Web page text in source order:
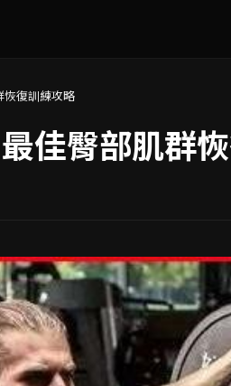
恢復訓練攻略
佳臀部肌群